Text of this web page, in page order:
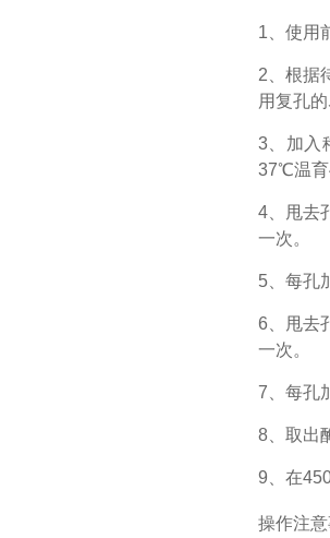
1、 使用
2、根据
用复孔
3、加入
37℃温育
4、甩去
一次。
5、每孔
6、甩去
一次。
7、每孔
8、取出
9、在
操作注